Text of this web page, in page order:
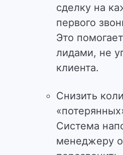
сделку на
первого
Это
лидами, не
клиента.
Снизить
Система
менеджеру